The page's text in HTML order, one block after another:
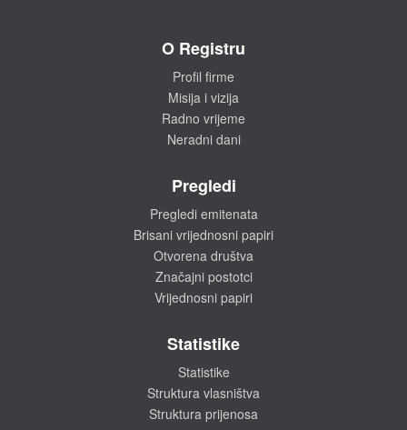
O Registru
Profil firme
Misija i vizija
Radno vrijeme
Neradni dani
Pregledi
Pregledi emitenata
Brisani vrijednosni papiri
Otvorena društva
Značajni postotci
Vrijednosni papiri
Statistike
Statistike
Struktura vlasništva
Struktura prijenosa